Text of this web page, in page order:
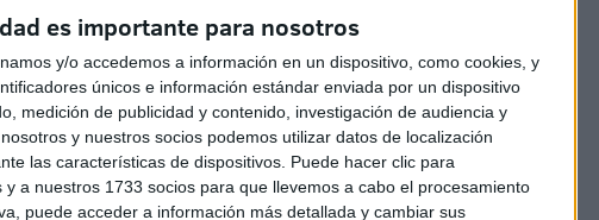
es importante para nosotros
y/o accedemos a información en un dispositivo, como cookies, y
únicos e información estándar enviada por un dispositivo
medición de publicidad y contenido, investigación de audiencia y
y nuestros socios podemos utilizar datos de localización
las características de dispositivos. Puede hacer clic para
a nuestros 1733 socios para que llevemos a cabo el procesamiento
puede acceder a información más detallada y cambiar sus